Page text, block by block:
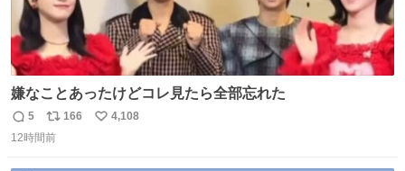
嫌なことあったけどコレ見たら全部忘れた
返
信
5
リ
ポ
166
い
4,108
12時間前